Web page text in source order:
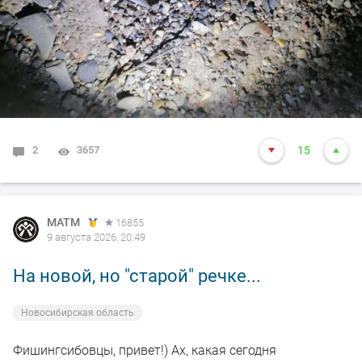
тишина. Может время выхода сместилось с до 0 час
на более позднее, но стоять до 3 ночи - просто не
вывожу))) Кто в тех краях ночью выходит искать
судака - подскажите как у вас результат в этом сезоне?
2 3657 15
MATM
16855
9 августа 2026, 20:49
На новой, но "старой" речке...
Новосибирская область
Фишингсибовцы, привет!) Ах, какая сегодня